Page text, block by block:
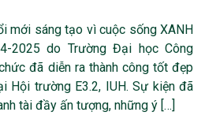
mới sáng tạo vì cuộc sống XANH
2025 do Trường Đại học Công
đã diễn ra thành công tốt đẹp
Hội trường E3.2, IUH. Sự kiện đã
tài đầy ấn tượng, những ý […]